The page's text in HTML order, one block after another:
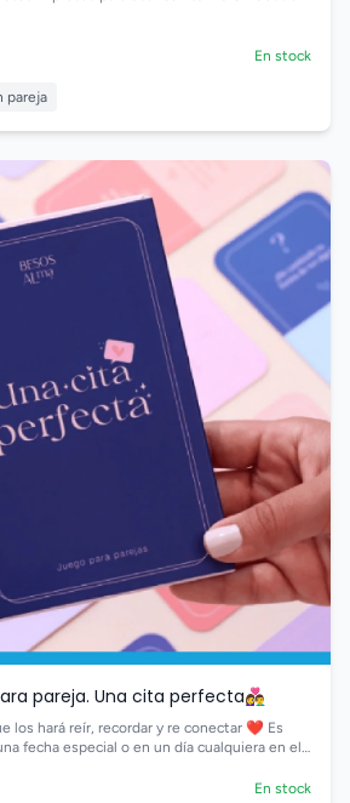
En stock
pareja
pareja. Una cita perfecta👩‍❤️‍👨
los hará reír, recordar y re conectar ❤️ Es
fecha especial o en un día cualquiera en el
En stock